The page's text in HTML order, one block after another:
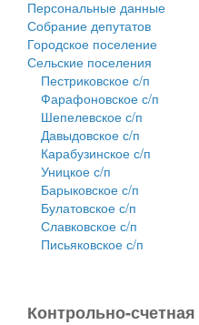
Персональные данные
Собрание депутатов
Городское поселение
Сельские поселения
Пестриковское с/п
Фарафоновское с/п
Шепелевское с/п
Давыдовское с/п
Карабузинское с/п
Уницкое с/п
Барыковское с/п
Булатовское с/п
Славковское с/п
Письяковское с/п
Контрольно-